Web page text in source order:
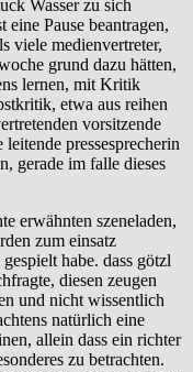
Wasser zu sich
Pause beantragen,
viele medienvertreter,
grund dazu hätten,
lernen, mit Kritik
etwa aus reihen
vorsitzende
pressesprecherin
gerade im falle dieses
erwähnten szeneladen,
zum einsatz
habe. dass götzl
diesen zeugen
und nicht wissentlich
natürlich eine
allein dass ein richter
zu betrachten.